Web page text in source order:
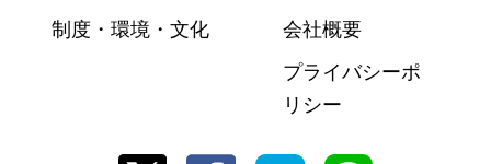
制度・環境・文化
会社概要
プライバシーポ
リシー